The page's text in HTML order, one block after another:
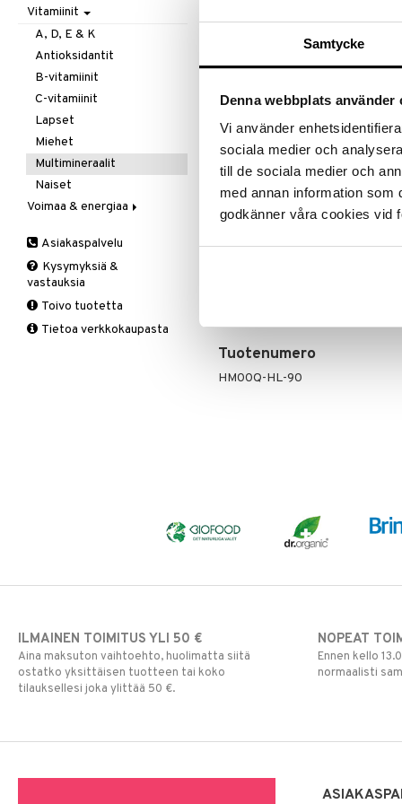
Samtycke
Denna webbplats använder
Vi använder
sociala medier och
till de sociala medier och
med annan information som
godkänner våra cookies vid
Näe
Tuotetieto
Holistic MultiVitamin on
Annostus
1–2 kapselia päivässä tai
Ainesosat
Askorbiinihappo, Täyteaine
kalsiumpantotenaatti,
Retinyylipalmitaatti,
Cyanokobalamiini, Fyllokinoni,
Tuotenumero
HM00Q-HL-90
Verisuonia vahvistavat
Kivunlievitys
Muuta
Valoterapia
Juomat
Kuidut
Puhdistus
Ruuansulatus
Suolisto
C-vitamiini
Estävä & helpottava
Korva & nenä & kurkku
Muut
Valkosipuli
Viruksiin
Yskään
Vitamiinit
A, D, E & K
Antioksidantit
B-vitamiinit
C-vitamiinit
Lapset
Miehet
Multimineraalit
Naiset
Voimaa & energiaa
Muut
Q-10
Schizandra
Suorituskyky
Asiakaspalvelu
Kysymyksiä &
vastauksia
Toivo tuotetta
Tietoa verkkokaupasta
ILMAINEN TOIMITUS YLI 50 €
Aina maksuton vaihtoehto, huolimatta siitä
ostatko yksittäisen tuotteen tai koko
tilauksellesi joka ylittää 50 €.
NOPEAT
Ennen kello
normaalisti